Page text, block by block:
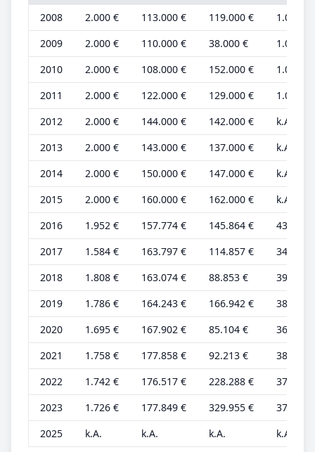
2008 2.000 € 113.000 € 119.000 €
1.000 €
2009
2.000 € 110.000 € 38.000 €
1.000 €
2010
2.000 € 108.000 € 152.000 €
1.000 €
2011
2.000 € 122.000 € 129.000 €
1.000 €
2012
2.000 € 144.000 € 142.000 €
k.A.
2013
2.000 € 143.000 € 137.000 €
k.A.
2014
2.000 € 150.000 € 147.000 €
k.A.
2015
2.000 € 160.000 € 162.000 €
k.A.
2016
1.952 € 157.774 € 145.864 €
434 €
2017
1.584 € 163.797 € 114.857 €
344 €
2018
1.808 € 163.074 € 88.853 €
393 €
2019
1.786 € 164.243 € 166.942 €
388 €
2020
1.695 € 167.902 € 85.104 €
368 €
2021
1.758 € 177.858 € 92.213 €
382 €
2022
1.742 € 176.517 € 228.288 €
379 €
2023
1.726 € 177.849 € 329.955 €
375 €
2025
k.A. k.A. k.A. k.A.